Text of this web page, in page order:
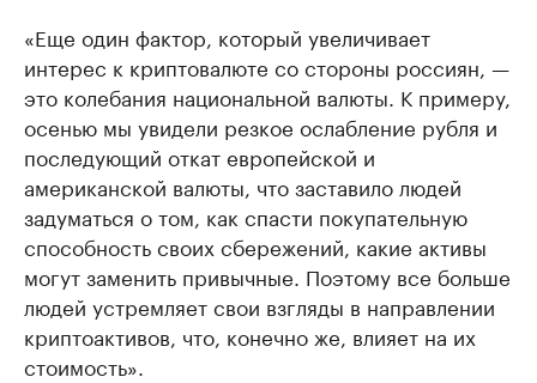
«Еще один фактор, который увеличивает
интерес к криптовалюте со стороны россиян, —
это колебания национальной валюты. К примеру,
осенью мы увидели резкое ослабление рубля и
последующий откат европейской и
американской валюты, что заставило людей
задуматься о том, как спасти покупательную
способность своих сбережений, какие активы
могут заменить привычные. Поэтому все больше
людей устремляет свои взгляды в направлении
криптоактивов, что, конечно же, влияет на их
стоимость».